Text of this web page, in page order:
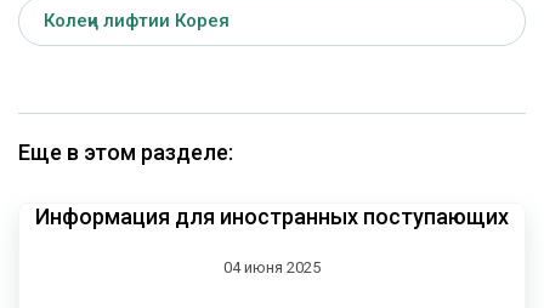
Колеҷи лифтии Корея
Еще в этом разделе:
Информация для иностранных поступающих
04 июня 2025